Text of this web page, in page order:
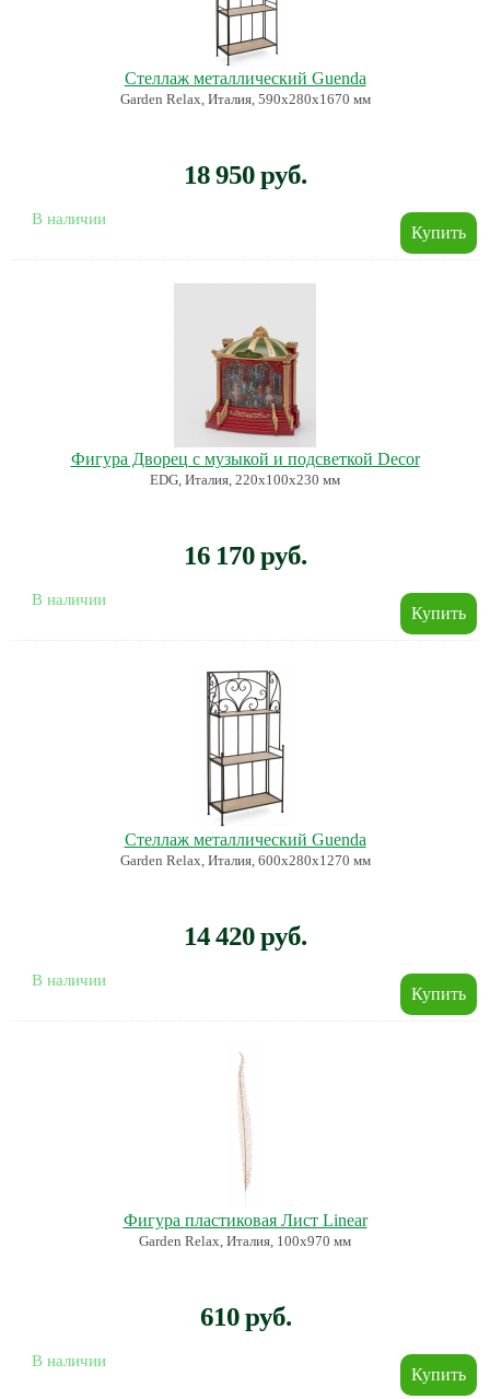
Стеллаж металлический Guenda
Garden Relax, Италия, 590х280х1670 мм
18 950 руб.
В наличии
Фигура Дворец с музыкой и подсветкой Decor
EDG, Италия, 220х100х230 мм
16 170 руб.
В наличии
Стеллаж металлический Guenda
Garden Relax, Италия, 600х280х1270 мм
14 420 руб.
В наличии
Фигура пластиковая Лист Linear
Garden Relax, Италия, 100х970 мм
610 руб.
В наличии